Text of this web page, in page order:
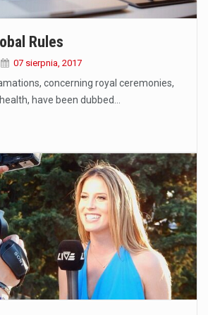
Rules
07 sierpnia, 2017
concerning royal ceremonies,
have been dubbed…